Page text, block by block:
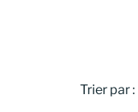
Trier par :